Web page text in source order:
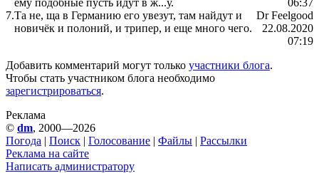
7.Та не, ща в Германию его увезут, там найдут и
новичёк и полоний, и трипер, и еще много чего.
Dr Feelgood
22.08.2020
07:19
Добавить комментарий могут только участники блога.
Чтобы стать участником блога необходимо
зарегистрироваться.
Реклама
© dm, 2000—2026
Погода | Поиск | Голосование | Файлы | Рассылки
Реклама на сайте
Написать администратору